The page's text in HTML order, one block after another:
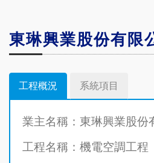
東琳興業股份有限
工程概況 系統項目
業主名稱：東琳興業股份
工程名稱：機電空調工程